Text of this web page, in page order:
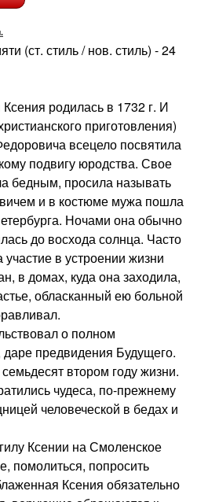
(ст. стиль / нов. стиль) - 24
родилась в 1732 г. И
приготовления)
всецело посвятила
подвигу юродства. Свое
бедным, просила называть
и в костюме мужа пошла
Ночами она обычно
до восхода солнца. Часто
в устроении жизни
в домах, куда она заходила,
обласканный ею больной
о полном
даре предвидения Будущего.
втором году жизни.
чудеса, по-прежнему
человеческой в бедах и
Ксении на Смоленское
помолиться, попросить
Ксения обязательно